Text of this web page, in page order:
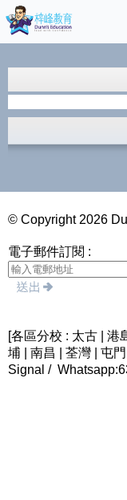
© Copyright 2026
電子郵件訂閱 :
[各區分校 : 太古 | 港
埔 | 南昌 | 荃灣 | 屯
Signal /